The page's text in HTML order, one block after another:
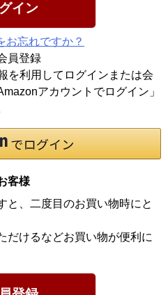
イン
お忘れですか？
員登録
を利用してログインまたは会
アカウントでログイン」
客様
と、二度目のお買い物時にと
だけるなどお買い物が便利に